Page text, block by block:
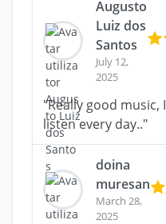
Augusto
Luiz dos
Santos
July 12,
2025
"Really good music, I
listen every day.."
doina
muresan
March 28,
2025